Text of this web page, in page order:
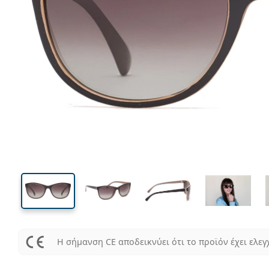
Μήκος σκελετού
48 mm
Ύψος φακού
55 mm
Μήκος φακού
Μήκος
Η σήμανση CE αποδεικνύει ότι το προϊόν έχει